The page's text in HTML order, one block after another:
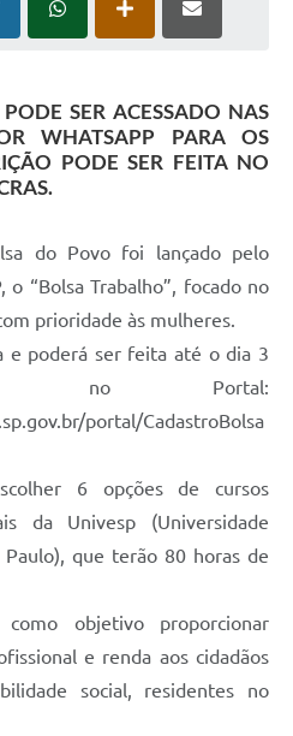
SER ACESSADO NAS
WHATSAPP PARA OS
PODE SER FEITA NO
do Povo foi lançado pelo
o “Bolsa Trabalho”, focado no
prioridade às mulheres.
e poderá ser feita até o dia 3
no Portal:
portal/CadastroBolsa
6 opções de cursos
da Univesp (Universidade
que terão 80 horas de
objetivo proporcionar
e renda aos cidadãos
social, residentes no